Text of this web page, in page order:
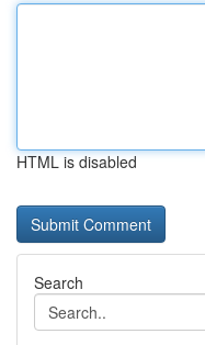
HTML is disabled
Search